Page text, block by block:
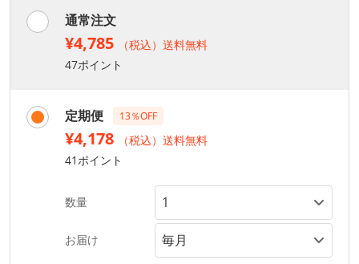
通常注文
¥4,785
（税込）送料無料
47ポイント
定期便 13％OFF
¥4,178
（税込）送料無料
41ポイント
数量
お届け